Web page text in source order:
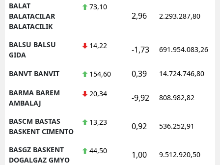
BALAT
BALATACILAR
BALATACILIK
73,10
2,96 2.293.287,80
BALSU BALSU
GIDA
14,22 -1,73 691.954.083,26
BANVT BANVIT 154,60 0,39 14.724.746,80
BARMA BAREM
AMBALAJ
20,34 -9,92 808.982,82
BASCM BASTAS
BASKENT CIMENTO
13,23 0,92 536.252,91
BASGZ BASKENT
DOGALGAZ GMYO
44,50 1,00 9.512.920,50